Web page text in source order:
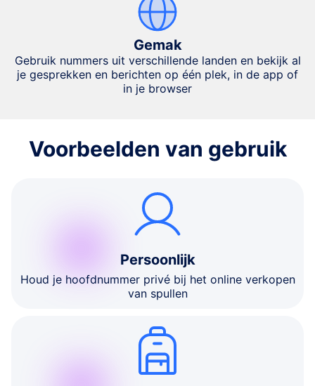
Gemak
Gebruik nummers uit verschillende landen en bekijk al
je gesprekken en berichten op één plek, in de app of
in je browser
Voorbeelden van gebruik
Persoonlijk
Houd je hoofdnummer privé bij het online verkopen
van spullen